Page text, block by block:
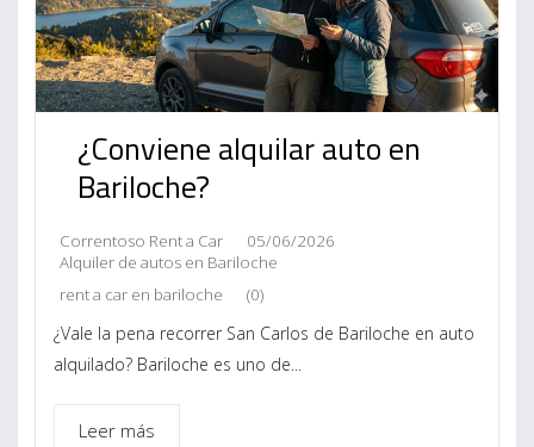
¿Conviene alquilar auto en
Bariloche?
Correntoso Rent a Car
05/06/2026
Alquiler de autos en Bariloche
rent a car en bariloche
(0)
¿Vale la pena recorrer San Carlos de Bariloche en auto
alquilado? Bariloche es uno de...
Leer más